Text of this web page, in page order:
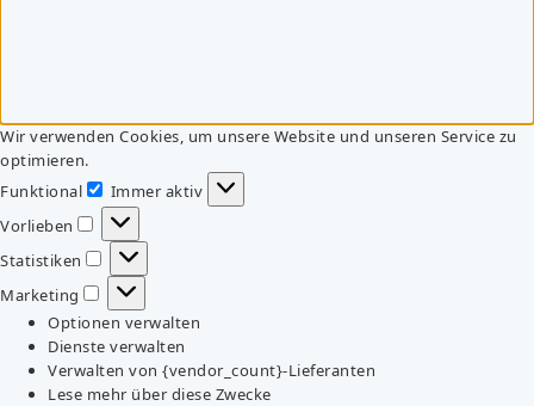
Wir verwenden Cookies, um unsere Website und unseren Service zu
optimieren.
Funktional
Funktional
Immer aktiv
Vorlieben
Vorlieben
Statistiken
Statistiken
Marketing
Marketing
Optionen verwalten
Dienste verwalten
Verwalten von {vendor_count}-Lieferanten
Lese mehr über diese Zwecke